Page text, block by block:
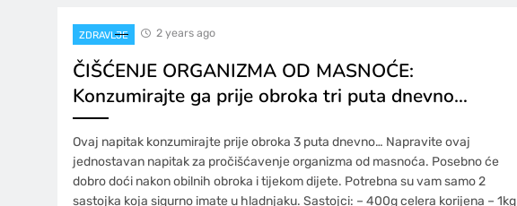
ZDRAVLJE 2 years ago
ČIŠĆENJE ORGANIZMA OD MASNOĆE:
Konzumirajte ga prije obroka tri puta dnevno…
Ovaj napitak konzumirajte prije obroka 3 puta dnevno… Napravite ovaj
jednostavan napitak za pročišćavenje organizma od masnoća. Posebno će
dobro doći nakon obilnih obroka i tijekom dijete. Potrebna su vam samo 2
sastojka koja sigurno imate u hladnjaku. Sastojci: – 400g celera korijena – 1kg